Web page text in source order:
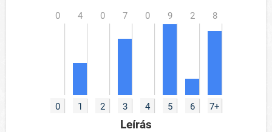
0 1 2 3 4 5 6 7+
Leírás